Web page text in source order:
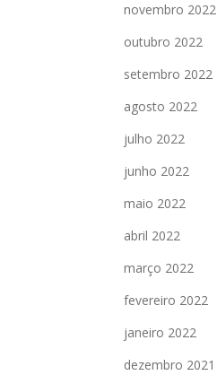
novembro 2022
outubro 2022
setembro 2022
agosto 2022
julho 2022
junho 2022
maio 2022
abril 2022
março 2022
fevereiro 2022
janeiro 2022
dezembro 2021